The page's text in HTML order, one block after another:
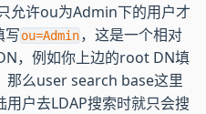
允许ou为Admin下的用户才
写ou=Admin，这是一个相对
，例如你上边的root DN填
那么user search base这里
用户去LDAP搜索时就只会搜